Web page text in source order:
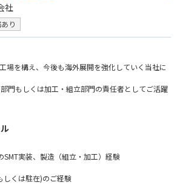
社
り
場を構え、今後も海外展開を強化していく当社に
⾨もしくは加⼯・組⽴部⾨の責任者としてご活躍
組立・加工部門の製造全般管理
／業務効率化への取り組み／品質向上に向けた改
用・育成／マネジメント
の運営、補佐
要件＞
SMT実装、製造（組立・加工）経験
しくは駐在)のご経験